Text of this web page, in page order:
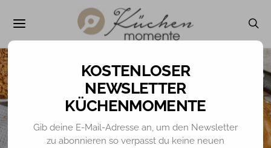
BROT / BRÖTCHEN
NEWSLETTER
KÜCHENMOMENTE
Gib deine E-Mail-Adresse an, um den Newsletter
zu abonnieren so verpasst du keine neuen